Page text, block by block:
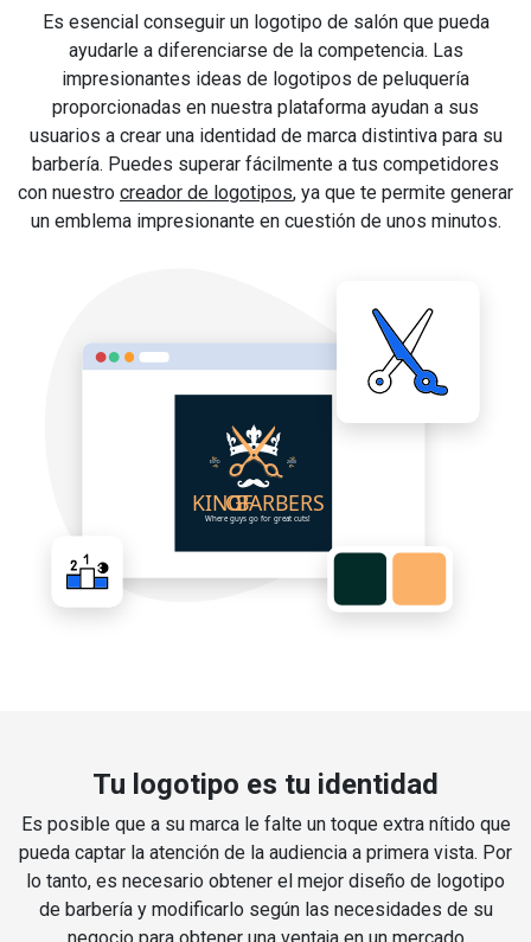
Es esencial conseguir un logotipo de salón que pueda
ayudarle a diferenciarse de la competencia. Las
impresionantes ideas de logotipos de peluquería
proporcionadas en nuestra plataforma ayudan a sus
usuarios a crear una identidad de marca distintiva para su
barbería. Puedes superar fácilmente a tus competidores
con nuestro creador de logotipos, ya que te permite generar
un emblema impresionante en cuestión de unos minutos.
Tu logotipo es tu identidad
Es posible que a su marca le falte un toque extra nítido que
pueda captar la atención de la audiencia a primera vista. Por
lo tanto, es necesario obtener el mejor diseño de logotipo
de barbería y modificarlo según las necesidades de su